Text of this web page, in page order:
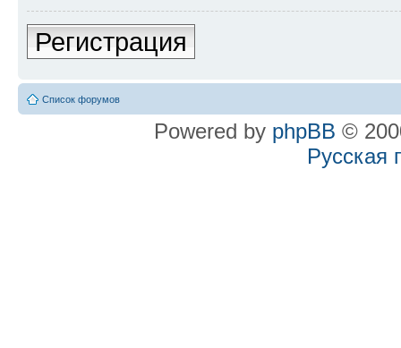
Регистрация
Список форумов
Powered by phpBB ©
Русская